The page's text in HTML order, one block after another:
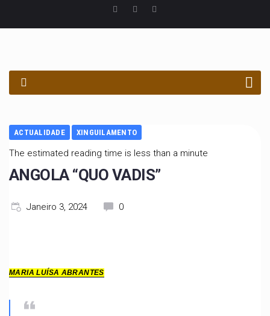
ACTUALIDADE XINGUILAMENTO
The estimated reading time is less than a minute
ANGOLA “QUO VADIS”
Janeiro 3, 2024 0
MARIA LUÍSA ABRANTES